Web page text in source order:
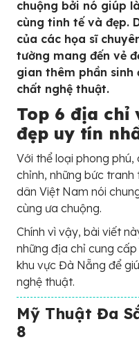
chuộng bởi nó giúp
cùng tinh tế và đẹp.
của các họa sĩ
tường mang đến vẻ
gian thêm phần sinh
chất nghệ thuật.
Top 6 địa chỉ
đẹp uy tín
Với thể loại phong
chỉnh, những bức
dân Việt Nam nói
cùng ưa chuộng.
Chính vì vậy, bài viết
những địa chỉ cung
khu vực Đà Nẵng để
nghệ thuật.
Mỹ Thuật Đa
8